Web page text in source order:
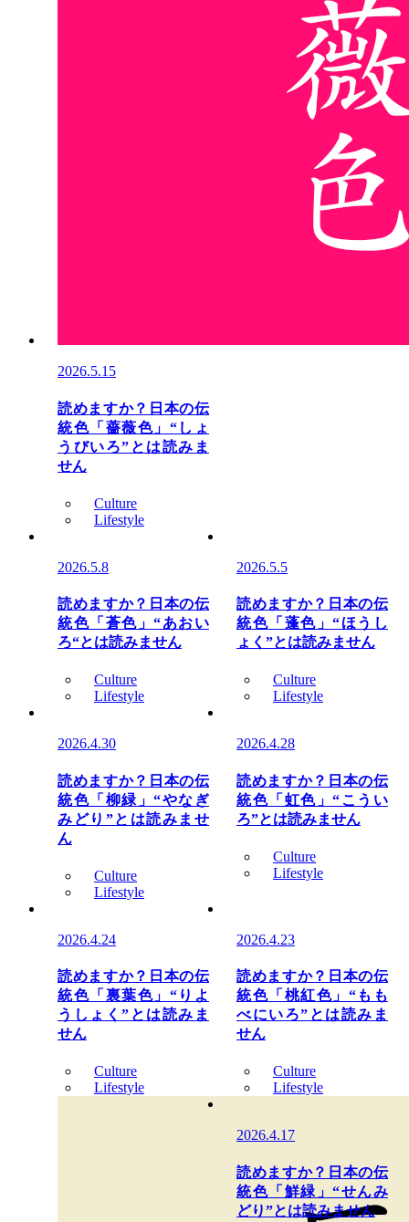
2026.5.15
読めますか？日本の伝
統色「薔薇色」“しょ
うびいろ”とは読みま
せん
Culture
Lifestyle
2026.5.8
読めますか？日本の伝
統色「蒼色」“あおい
ろ“とは読みません
Culture
Lifestyle
2026.5.5
読めますか？日本の伝
統色「蓬色」“ほうし
ょく”とは読みません
Culture
Lifestyle
2026.4.30
読めますか？日本の伝
統色「柳緑」“やなぎ
みどり”とは読みませ
ん
Culture
Lifestyle
2026.4.28
読めますか？日本の伝
統色「虹色」“こうい
ろ”とは読みません
Culture
Lifestyle
2026.4.24
読めますか？日本の伝
統色「裏葉色」“りよ
うしょく”とは読みま
せん
Culture
Lifestyle
2026.4.23
読めますか？日本の伝
統色「桃紅色」“もも
べにいろ”とは読みま
せん
Culture
Lifestyle
2026.4.17
読めますか？日本の伝
統色「鮮緑」“せんみ
どり”とは読みません